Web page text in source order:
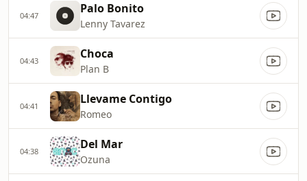
04:47 Palo Bonito
Lenny Tavarez
04:43 Choca
Plan B
04:41 Llevame Contigo
Romeo
04:38 Del Mar
Ozuna